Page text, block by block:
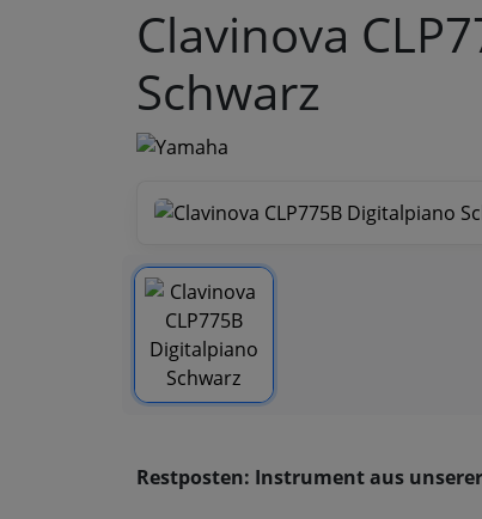
Clavinova
Schwarz
Restposten: Instrument aus